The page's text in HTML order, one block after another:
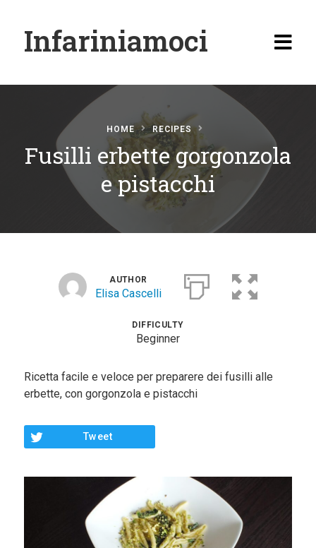
Infariniamoci
Home
Dolci
Panini
HOME RECIPES
Fusilli erbette gorgonzola
e pistacchi
AUTHOR
Elisa Cascelli
DIFFICULTY
Beginner
Ricetta facile e veloce per preparere dei fusilli alle
erbette, con gorgonzola e pistacchi
Tweet